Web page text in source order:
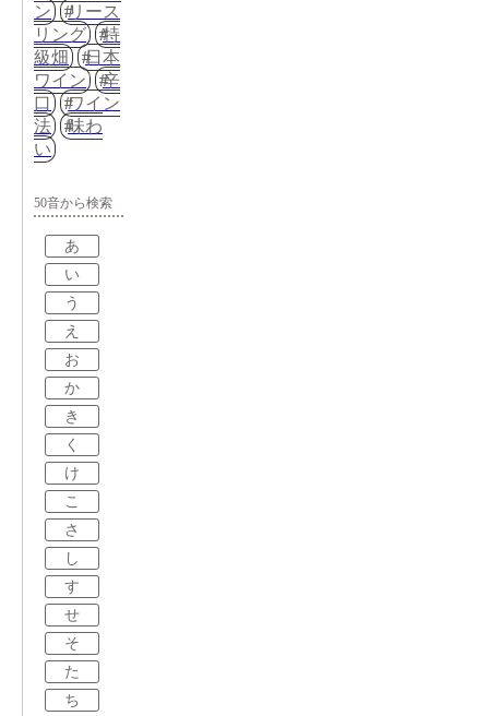
ン
リース
リング
特
級畑
日本
ワイン
辛
口
ワイン
法
味わ
い
50音から検索
あ
い
う
え
お
か
き
く
け
こ
さ
し
す
せ
そ
た
ち